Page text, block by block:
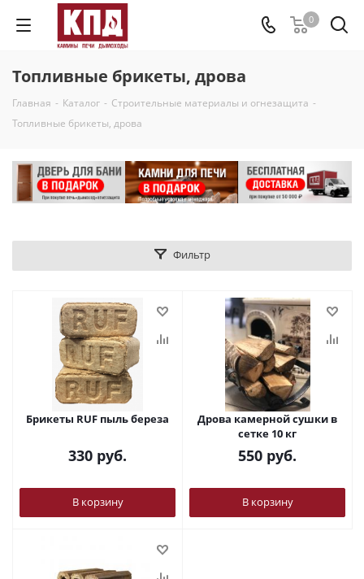
0
Топливные брикеты, дрова
Главная - Каталог - Строительные материалы и огнезащита -
Топливные брикеты, дрова
Фильтр
Брикеты RUF пыль береза
330 руб.
В корзину
Дрова камерной сушки в
сетке 10 кг
550 руб.
В корзину